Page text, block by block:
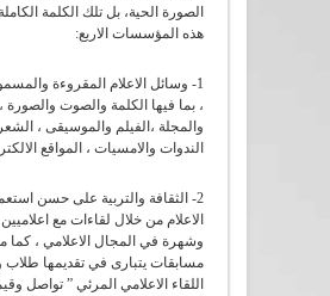
الصورة الحية، بل تلك الكلمة
هذه المؤسسات الاربع:
1- وسائل الاعلام المقروءة
، بما فيها الكلمة والصوت والصورة
والمجلة ،الفيلم والموسيقى ،
الندوات والامسيات ، المواقع
2- الثقافة والتربية على حسن
الاعلام من خلال لقاءات مع
وشهرة في المجال الاعلامي ، كما
مسابقات يتبارى في تقديمها طلاب
اللقاء الاعلامي المرئي ” تواصل